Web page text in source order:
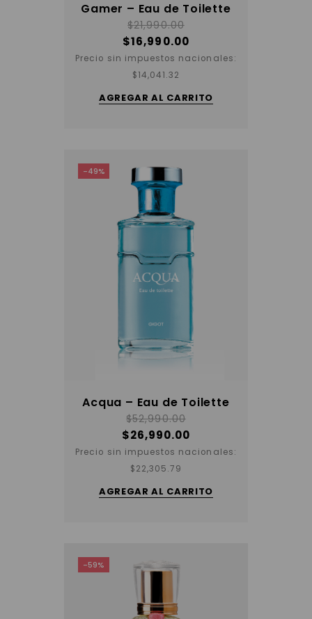
Gamer – Eau de Toilette
$21,990.00
$16,990.00
Precio sin impuestos nacionales:
$14,041.32
AGREGAR AL CARRITO
-49%
Acqua – Eau de Toilette
$52,990.00
$26,990.00
Precio sin impuestos nacionales:
$22,305.79
AGREGAR AL CARRITO
-59%